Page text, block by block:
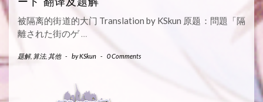
被隔离的街道的大门 Translation by KSkun 原题：問題「隔
離された街のゲ…
题解, 算法, 其他 - byKSkun - 0 Comments